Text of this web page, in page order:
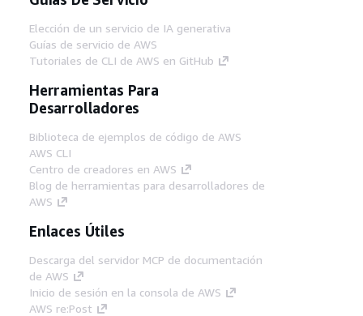
Elección de un servicio de IA generativa
Guías de servicio de AWS
Tutoriales de CLI de AWS en GitHub
Herramientas Para
Desarrolladores
Biblioteca de ejemplos de código de AWS
AWS CLI
Centro de creadores en AWS
Blog de herramientas para desarrolladores de
AWS
Enlaces Útiles
Descarga del servidor MCP de documentación
de AWS
Inicio de sesión en la consola de AWS
AWS re:Post